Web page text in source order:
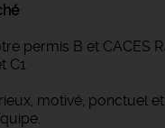
permis B et CACES
C1
motivé, ponctuel